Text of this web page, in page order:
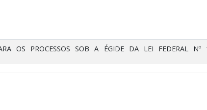
OS PROCESSOS SOB A ÉGIDE DA LEI FEDERAL